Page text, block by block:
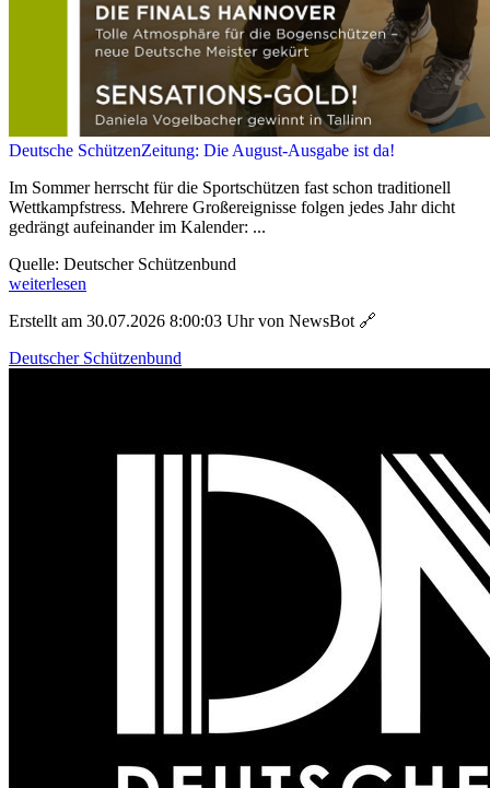
Deutsche SchützenZeitung: Die August-Ausgabe ist da!
Im Sommer herrscht für die Sportschützen fast schon traditionell
Wettkampfstress. Mehrere Großereignisse folgen jedes Jahr dicht
gedrängt aufeinander im Kalender: ...
Quelle: Deutscher Schützenbund
weiterlesen
Erstellt am 30.07.2026 8:00:03 Uhr von NewsBot 🔗
Deutscher Schützenbund